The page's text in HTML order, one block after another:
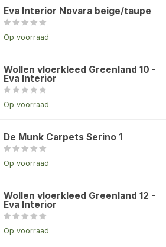
Eva Interior Novara beige/taupe
Op voorraad
Wollen vloerkleed Greenland 10 -
Eva Interior
Op voorraad
De Munk Carpets Serino 1
Op voorraad
Wollen vloerkleed Greenland 12 -
Eva Interior
Op voorraad